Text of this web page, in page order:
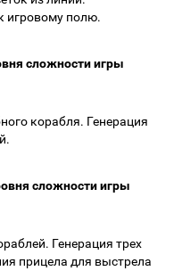
игровому полю.
сложности игры
корабля. Генерация
сложности игры
Генерация трех
прицела для выстрела